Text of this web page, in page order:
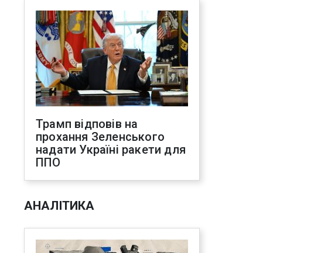
Трамп відповів на
прохання Зеленського
надати Україні ракети для
ППО
АНАЛІТИКА